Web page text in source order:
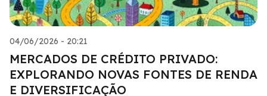
04/06/2026 - 20:21
MERCADOS DE CRÉDITO PRIVADO:
EXPLORANDO NOVAS FONTES DE RENDA
E DIVERSIFICAÇÃO